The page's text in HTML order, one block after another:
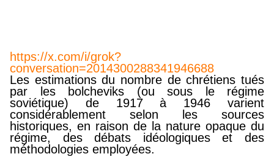
https://x.com/i/grok?
conversation=2014300288341946688
Les estimations du nombre de chrétiens tués
par les bolcheviks (ou sous le régime
soviétique) de 1917 à 1946 varient
considérablement selon les sources
historiques, en raison de la nature opaque du
régime, des débats idéologiques et des
méthodologies employées.